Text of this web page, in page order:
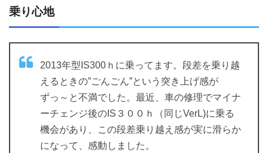
乗り心地
2013年型IS300ｈに乗ってます。段差を乗り越
えるときの”ごんごん”という突き上げ感が
ずっ～と不満でした。最近、車の修理でマイナ
ーチェンジ後のIS３００ｈ（同じVerL)に乗る
機会があり、この段差乗り越え感が実に滑らか
になって、感動しました。